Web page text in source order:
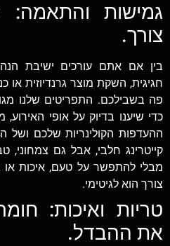
גמישות והתאמה:
צורך.
בין אם אתם עורכים ישיבת
חגיגית, השקת מוצר גרנדיוזית
פה בשבילכם. התפריטים שלנו
כדי שיענו בדיוק על אופי
ההעדפות הקולינריות שלכם ושל
קייטרינג חלבי, אבל גם צמחוני,
מבלי להתפשר על טעם, איכות או
צורך הוא לגיטימי.
טריות ואיכות:
את ההבדל.